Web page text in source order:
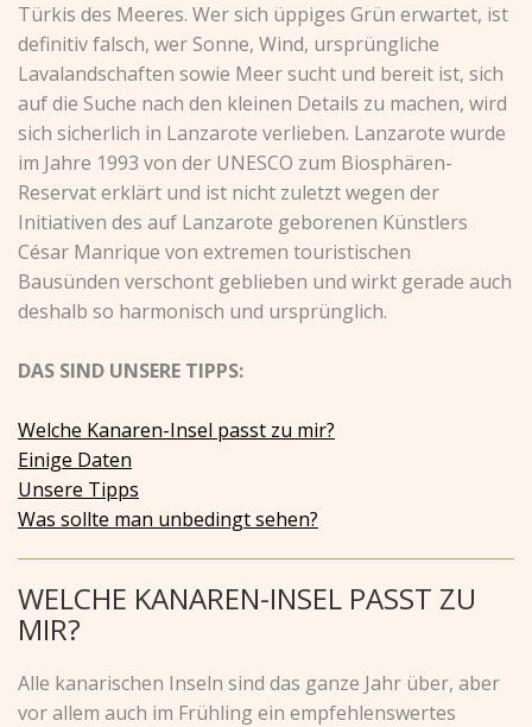
Türkis des Meeres. Wer sich üppiges Grün erwartet, ist
definitiv falsch, wer Sonne, Wind, ursprüngliche
Lavalandschaften sowie Meer sucht und bereit ist, sich
auf die Suche nach den kleinen Details zu machen, wird
sich sicherlich in Lanzarote verlieben. Lanzarote wurde
im Jahre 1993 von der UNESCO zum Biosphären-
Reservat erklärt und ist nicht zuletzt wegen der
Initiativen des auf Lanzarote geborenen Künstlers
César Manrique von extremen touristischen
Bausünden verschont geblieben und wirkt gerade auch
deshalb so harmonisch und ursprünglich.
DAS SIND UNSERE TIPPS:
Welche Kanaren-Insel passt zu mir?
Einige Daten
Unsere Tipps
Was sollte man unbedingt sehen?
WELCHE KANAREN-INSEL PASST ZU
MIR?
Alle kanarischen Inseln sind das ganze Jahr über, aber
vor allem auch im Frühling ein empfehlenswertes